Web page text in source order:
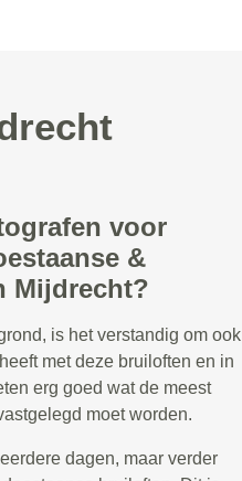
voor
&
Mijdrecht?
is het verstandig om ook
met deze bruiloften en in
erg goed wat de meest
moet worden.
dagen, maar verder